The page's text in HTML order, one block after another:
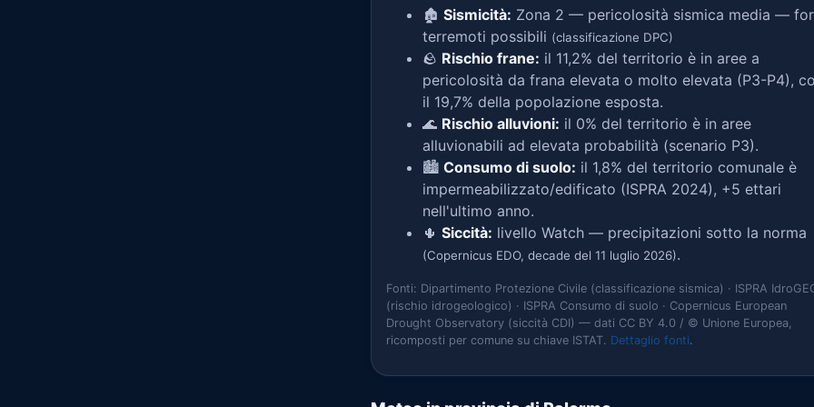
🏚️ Sismicità: Zona 2 — pericolosità sismica media —
terremoti possibili (classificazione DPC)
🪨 Rischio frane: il 11,2% del territorio è in aree a
pericolosità da frana elevata o molto elevata (P3-P4),
il 19,7% della popolazione esposta.
🌊 Rischio alluvioni: il 0% del territorio è in aree
alluvionabili ad elevata probabilità (scenario P3).
🏙️ Consumo di suolo: il 1,8% del territorio comunale è
impermeabilizzato/edificato (ISPRA 2024), +5 ettari
nell'ultimo anno.
🌵 Siccità: livello Watch — precipitazioni sotto la norma
(Copernicus EDO, decade del 11 luglio 2026).
Fonti: Dipartimento Protezione Civile (classificazione sismica) · ISPRA
(rischio idrogeologico) · ISPRA Consumo di suolo · Copernicus European
Drought Observatory (siccità CDI) — dati CC BY 4.0 / © Unione Europea,
ricomposti per comune su chiave ISTAT. Dettaglio fonti.